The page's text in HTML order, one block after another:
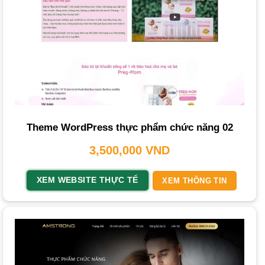
niềm tin cộng đồng.
Chức năng tư vấn trực tuyến (Live Chat/Chatbot):
Cung cấp hỗ trợ kịp thời, giải đáp thắc mắc của khách
Tối ưu hóa SEO:
cần được tối ưu cho các công cụ tìm kiếm như Google để
Cho phép chia sẻ sản phẩm
dàng, mở rộng phạm vi tiếp cận.
Blog/Tin tức sức khỏe:Cung cấp thông tin hữu ích về
sức khỏe, dinh dưỡng để thu hút và giữ chân khách hàng.
dung (CMS) mạnh mẽ giúp dễ dàng quản lýsản phẩm
đơn hàng, và thông tin khách hàng.
Theme WordPress thực phẩm chức năng 02
3,500,000 VND
XEM WEBSITE THỰC TẾ XEM THÔNG TIN